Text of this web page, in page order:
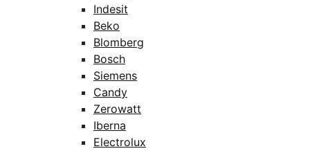
Indesit
Beko
Blomberg
Bosch
Siemens
Candy
Zerowatt
Iberna
Electrolux